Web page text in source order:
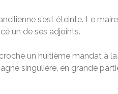
s’est éteinte. Le
un de ses adjoints.
un huitième mandat
singulière, en grande